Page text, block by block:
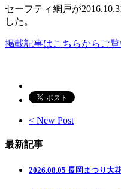
セーフティ網戸が
した。
掲載記事はこちらからご覧
< New Post
最新記事
2026.08.05 長岡まつり大